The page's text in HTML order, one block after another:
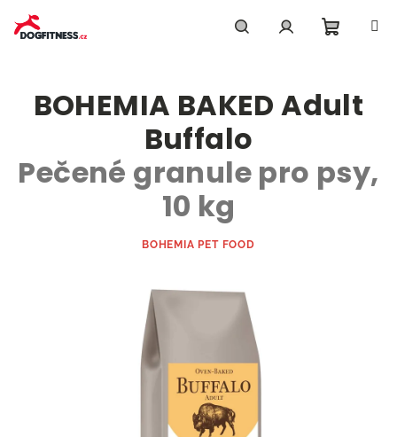
obsah
košík
BOHEMIA BAKED Adult
Buffalo
Pečené granule pro psy,
10 kg
BOHEMIA PET FOOD